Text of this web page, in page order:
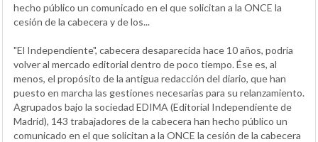
hecho público un comunicado en el que solicitan a la ONCE la
cesión de la cabecera y de los...
"El Independiente", cabecera desaparecida hace 10 años, podría
volver al mercado editorial dentro de poco tiempo. Ése es, al
menos, el propósito de la antigua redacción del diario, que han
puesto en marcha las gestiones necesarias para su relanzamiento.
Agrupados bajo la sociedad EDIMA (Editorial Independiente de
Madrid), 143 trabajadores de la cabecera han hecho público un
comunicado en el que solicitan a la ONCE la cesión de la cabecera